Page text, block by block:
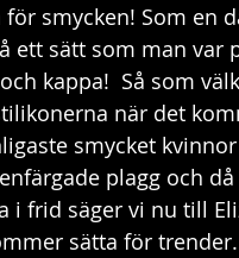
smycken! Som en
ett sätt som man var
kappa!  Så som
när det
smycket
plagg och
i frid säger vi nu till
sätta för